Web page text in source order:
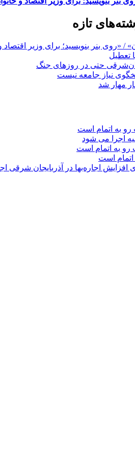
تازه
«روی بنر بنویسید؛ برای وزیر اقتصاد
تعطیل
حتی در روزهای جنگ
نیاز جامعه نیست
مهار شد
به اتمام است
اجرا می شود
رو به اتمام است
است